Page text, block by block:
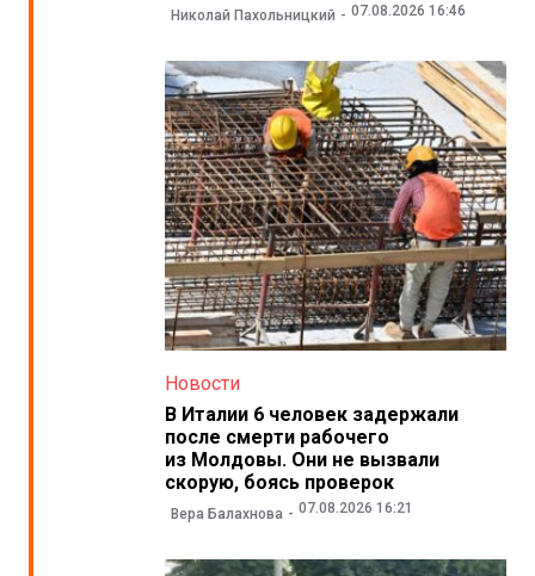
Николай Пахольницкий 07.08.2026 16:46
Новости
В Италии 6 человек задержали
после смерти рабочего
из Молдовы. Они не вызвали
скорую, боясь проверок
Вера Балахнова 07.08.2026 16:21